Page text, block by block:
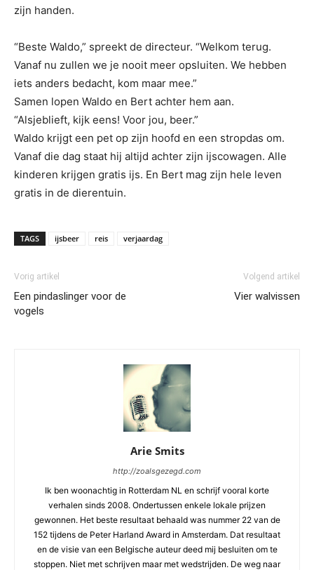
zijn handen.
“Beste Waldo,” spreekt de directeur. “Welkom terug.
Vanaf nu zullen we je nooit meer opsluiten. We hebben
iets anders bedacht, kom maar mee.”
Samen lopen Waldo en Bert achter hem aan.
“Alsjeblieft, kijk eens! Voor jou, beer.”
Waldo krijgt een pet op zijn hoofd en een stropdas om.
Vanaf die dag staat hij altijd achter zijn ijscowagen. Alle
kinderen krijgen gratis ijs. En Bert mag zijn hele leven
gratis in de dierentuin.
TAGS ijsbeer reis verjaardag
Vorig artikel
Een pindaslinger voor de
vogels
Volgend artikel
Vier walvissen
Arie Smits
http://zoalsgezegd.com
Ik ben woonachtig in Rotterdam NL en schrijf vooral korte
verhalen sinds 2008. Ondertussen enkele lokale prijzen
gewonnen. Het beste resultaat behaald was nummer 22 van de
152 tijdens de Peter Harland Award in Amsterdam. Dat resultaat
en de visie van een Belgische auteur deed mij besluiten om te
stoppen. Niet met schrijven maar met wedstrijden. De weg naar